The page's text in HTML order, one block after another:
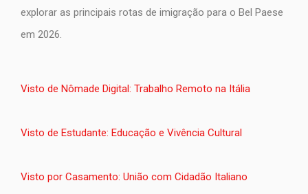
explorar as principais rotas de imigração para o Bel Paese
em 2026.
Visto de Nômade Digital: Trabalho Remoto na Itália
Visto de Estudante: Educação e Vivência Cultural
Visto por Casamento: União com Cidadão Italiano